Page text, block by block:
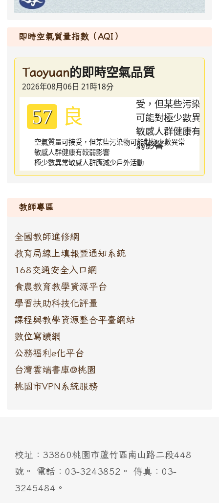
即時空氣質量指數（AQI）
Taoyuan的即時空氣品質
2026年08月06日 21時18分
57 良
空氣質量可接受，但某些污染物可能對極少數異常
敏感人群健康有較弱影響
極少數異常敏感人群應減少戶外活動
教師專區
全國教師進修網
教育局線上填報暨通知系統
168交通安全入口網
食農教育教學資源平台
學習扶助科技化評量
課程與教學資源整合平臺網站
數位寫讀網
公務福利e化平台
台灣雲端書庫@桃園
桃園市VPN系統服務
校址：33860桃園市蘆竹區南山路二段448
號。 電話：03-3243852。 傳真：03-
3245484。